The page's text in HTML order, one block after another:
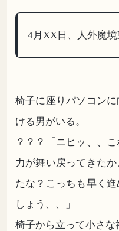
4月XX日、人外魔境
椅子に座りパソコン
ける男がいる。
？？？「ニヒッ、、
力が舞い戻ってきた
たな？こっちも早く
しょう、、」
椅子から立って小さな